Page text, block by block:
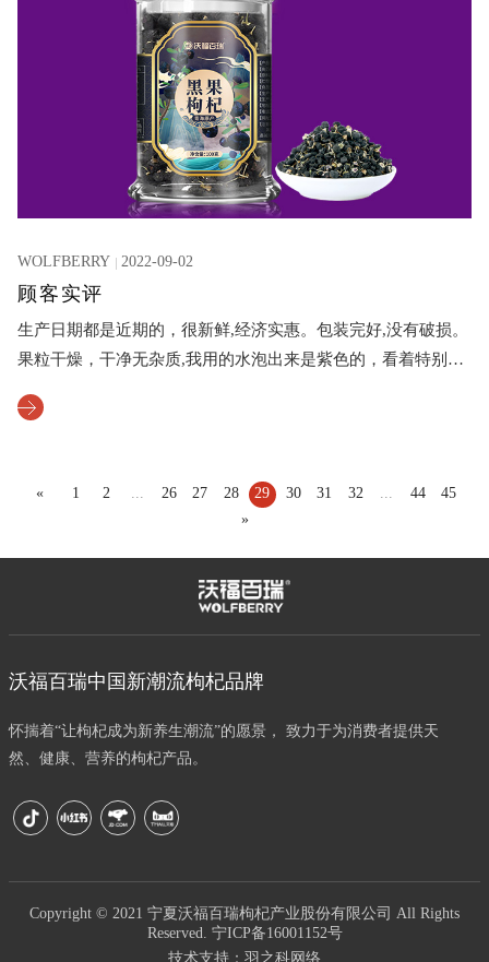
WOLFBERRY 2022-09-02
顾客实评
生产日期都是近期的，很新鲜,经济实惠。包装完好,没有破损。
果粒干燥，干净无杂质,我用的水泡出来是紫色的，看着特别优
多作用，可以抗衰老,对皮肤好,这种方法又经济又有效,客服服
« 1 2 ... 26 27 28 29 30 31 32 ... 44
45
»
沃福百瑞中国新潮流枸杞品牌
怀揣着“让枸杞成为新养生潮流”的愿景， 致力于为消费者提供天
然、健康、营养的枸杞产品。
Copyright © 2021 宁夏沃福百瑞枸杞产业股份有限公司 All Rights
Reserved. 宁ICP备16001152号